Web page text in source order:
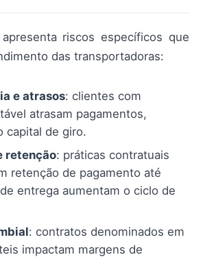
riscos específicos que
das transportadoras:
e atrasos: clientes com
atrasam pagamentos,
capital de giro.
retenção: práticas contratuais
retenção de pagamento até
entrega aumentam o ciclo de
: contratos denominados em
impactam margens de